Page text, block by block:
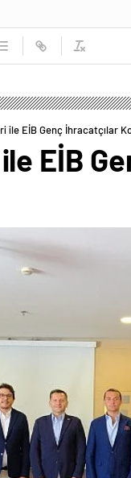
ile EİB Genç İhracatçılar
EİB